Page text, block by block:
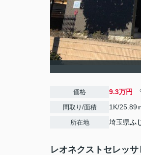
価格 9.3万円
間取り/面積 1K/25.89
所在地 埼玉県ふ
レオネクストセレッ